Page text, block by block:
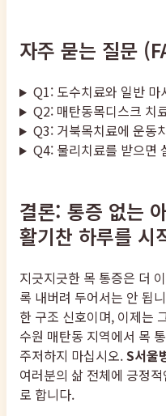
자주 묻는 질문
Q1: 도수치료와 일반 마
Q2: 매탄동목디스크 치
Q3: 거북목치료에 운동
Q4: 물리치료를 받으면
결론: 통증 없는
활기찬 하루를 시
지긋지긋한 목 통증은 더
록 내버려 두어서는 안 됩
한 구조 신호이며, 이제는
수원 매탄동 지역에서 목
주저하지 마십시오.S서울
여러분의 삶 전체에 긍정
로 합니다.